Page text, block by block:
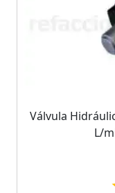
Válvula
L/